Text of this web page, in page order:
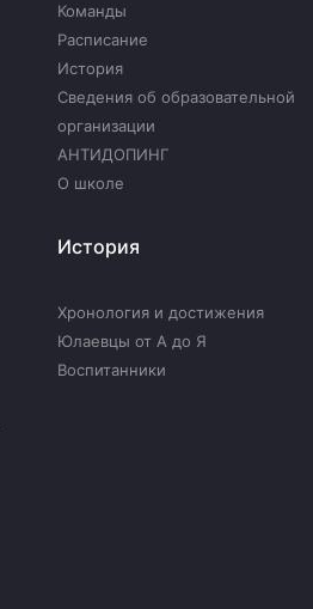
Команды
Расписание
История
Сведения об образовательной
организации
АНТИДОПИНГ
О школе
История
Хронология и достижения
Юлаевцы от А до Я
Воспитанники